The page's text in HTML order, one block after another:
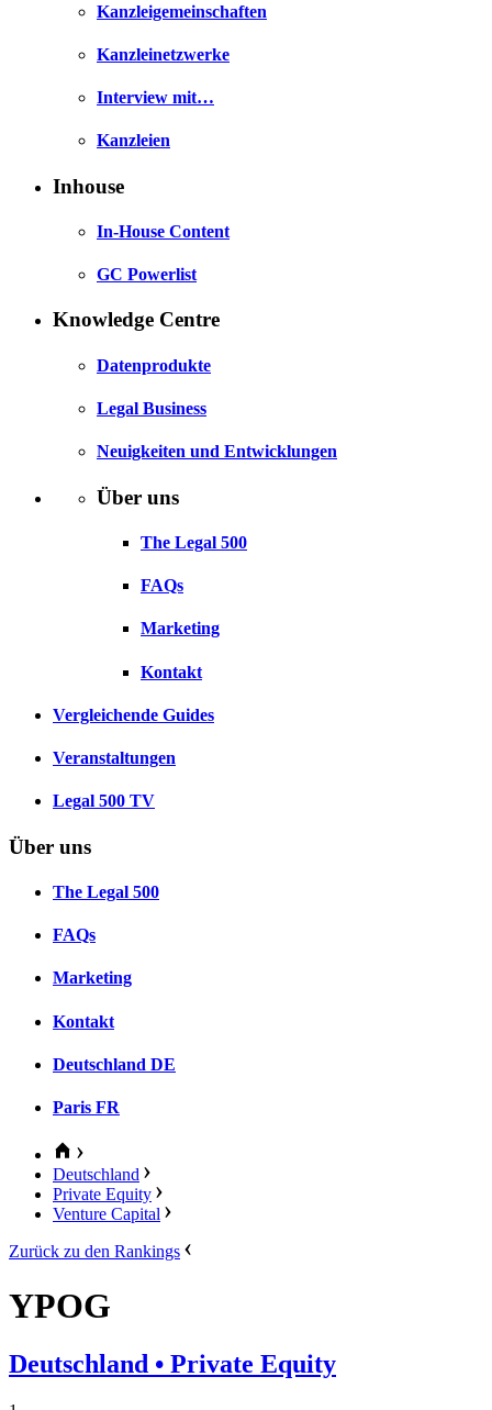
Kanzleigemeinschaften
Kanzleinetzwerke
Interview mit…
Kanzleien
Inhouse
In-House Content
GC Powerlist
Knowledge Centre
Datenprodukte
Legal Business
Neuigkeiten und Entwicklungen
Über uns
The Legal 500
FAQs
Marketing
Kontakt
Vergleichende Guides
Veranstaltungen
Legal 500 TV
Über uns
The Legal 500
FAQs
Marketing
Kontakt
Deutschland DE
Paris FR
Deutschland
Private Equity
Venture Capital
Zurück zu den Rankings
YPOG
Deutschland • Private Equity